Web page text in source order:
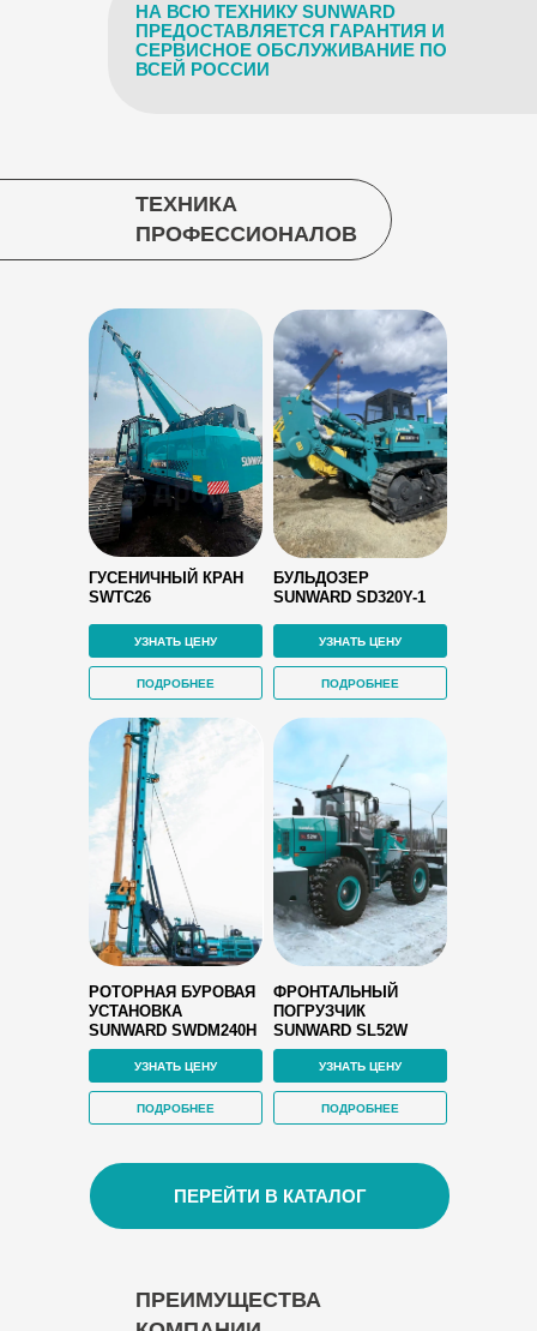
НА ВСЮ ТЕХНИКУ SUNWARD
ПРЕДОСТАВЛЯЕТСЯ ГАРАНТИЯ И
СЕРВИСНОЕ ОБСЛУЖИВАНИЕ ПО
ВСЕЙ РОССИИ
РОТОРНАЯ БУРОВАЯ
УСТАНОВКА
SUNWARD SWDM240H
ФРОНТАЛЬНЫЙ
ПОГРУЗЧИК
SUNWARD SL52W
УЗНАТЬ ЦЕНУ
ПОДРОБНЕЕ
УЗНАТЬ ЦЕНУ
ПОДРОБНЕЕ
ТЕХНИКА
ПРОФЕССИОНАЛОВ
ГУСЕНИЧНЫЙ КРАН
SWTC26
БУЛЬДОЗЕР
SUNWARD SD320Y-1
УЗНАТЬ ЦЕНУ
ПОДРОБНЕЕ
УЗНАТЬ ЦЕНУ
ПОДРОБНЕЕ
ПЕРЕЙТИ В КАТАЛОГ
ПРЕИМУЩЕСТВА